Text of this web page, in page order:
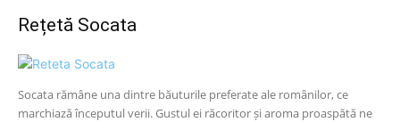
Rețetă Socata
Socata rămâne una dintre băuturile preferate ale românilor, ce
marchiază începutul verii. Gustul ei răcoritor și aroma proaspătă ne